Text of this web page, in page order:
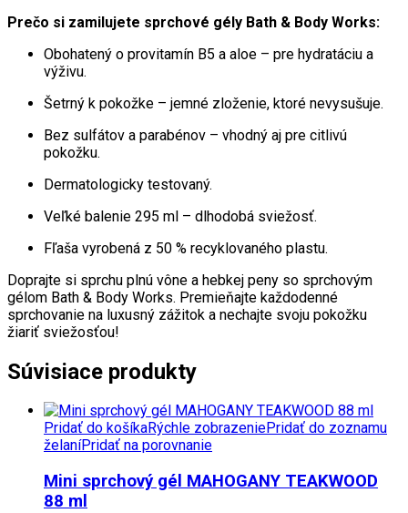
Prečo si zamilujete sprchové gély Bath & Body Works:
Obohatený o provitamín B5 a aloe – pre hydratáciu a
výživu.
Šetrný k pokožke – jemné zloženie, ktoré nevysušuje.
Bez sulfátov a parabénov – vhodný aj pre citlivú
pokožku.
Dermatologicky testovaný.
Veľké balenie 295 ml – dlhodobá sviežosť.
Fľaša vyrobená z 50 % recyklovaného plastu.
Doprajte si sprchu plnú vône a hebkej peny so sprchovým
gélom Bath & Body Works. Premieňajte každodenné
sprchovanie na luxusný zážitok a nechajte svoju pokožku
žiariť sviežosťou!
Súvisiace produkty
Pridať do košíkaRýchle zobrazeniePridať do zoznamu
želaníPridať na porovnanie
Mini sprchový gél MAHOGANY TEAKWOOD
88 ml